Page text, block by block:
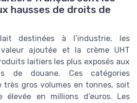
hausses de droits de
destinées à l’industrie, les
ajoutée et la crème UHT
laitiers les plus exposés aux
de douane. Ces catégories
gros volumes en tonnes, soit
élevée en millions d’euros. Les